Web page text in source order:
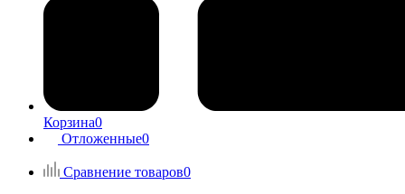
Корзина0
Отложенные0
Сравнение товаров0